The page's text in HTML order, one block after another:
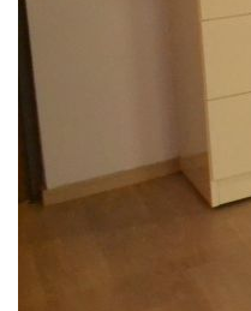
Loyer HC : 595€
Provision de charges : 45€